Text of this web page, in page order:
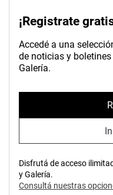
¡Registrate
Accedé a una
de noticias y
Galería.
Disfrutá de acceso
y Galería.
Consultá nuestras